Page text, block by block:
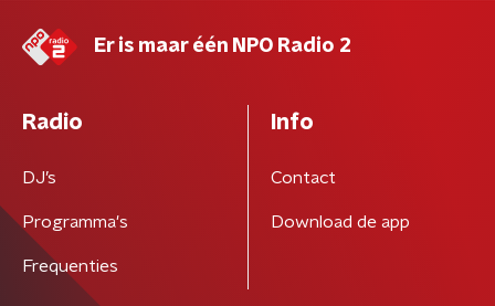
Er is maar één NPO Radio 2
Radio
DJ’s
Programma's
Frequenties
Info
Contact
Download de app